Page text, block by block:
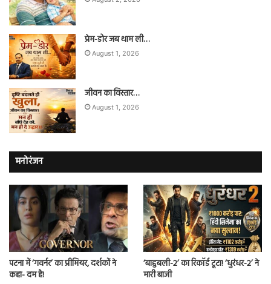
प्रेम-डोर जब थाम ली…
August 1, 2026
जीवन का विस्तार…
August 1, 2026
मनोरंजन
पटना में ‘गवर्नर’ का प्रीमियर, दर्शकों ने
कहा- दम है!
‘बाहुबली-2’ का रिकॉर्ड टूटा! ‘धुरंधर-2’ ने
मारी बाजी